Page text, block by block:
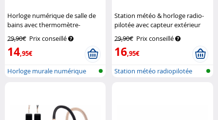
Horloge numérique de salle de
bains avec thermomètre-
Infactory
29,90€ Prix conseillé
14,95€
Horloge murale numérique
Station météo & horloge radio-
pilotée avec capteur extérieur
29,90€ Prix conseillé
16,95€
Station météo radiopilotée